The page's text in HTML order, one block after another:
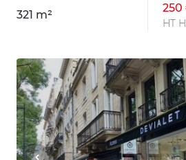
321 m²
250
HT